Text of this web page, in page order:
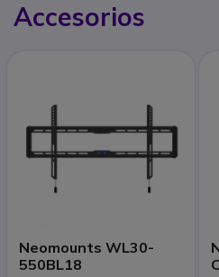
Accesorios
Neomounts WL30-
550BL18